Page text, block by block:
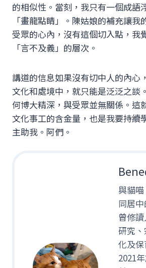
的相似性。當刻，我只有一個成語
「畫龍點睛」。陳姑娘的補充讓
受眾的心內，沒有這個切入點，我
「言不及義」的層次。
講道的信息如果沒有切中人的內心
文化和處境中，就只能是泛泛之談
何博大精深，與受眾並無關係。這
文化事工的含金量，也是我要持續
主助我。阿們。
與貓
同居中
曾修
研究
化及保
2021